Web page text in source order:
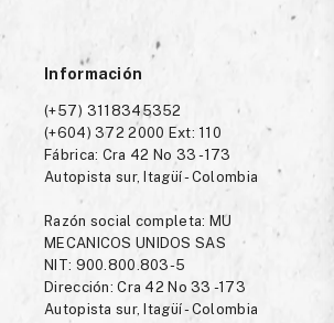
Información
(+57) 3118345352
(+604) 372 2000 Ext: 110
Fábrica: Cra 42 No 33 -173
Autopista sur, Itagüí - Colombia
Razón social completa: MU
MECANICOS UNIDOS SAS
NIT: 900.800.803-5
Dirección: Cra 42 No 33 -173
Autopista sur, Itagüí - Colombia